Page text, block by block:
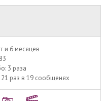
и 6 месяцев
3 раза
21 раз в 19 сообщенях